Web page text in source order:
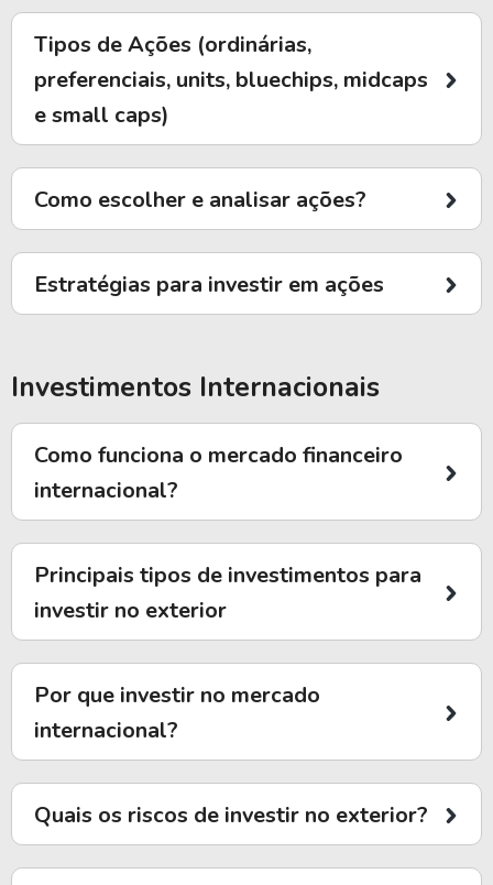
Tipos de Ações (ordinárias,
preferenciais, units, bluechips, midcaps
e small caps)
Como escolher e analisar ações?
Estratégias para investir em ações
Investimentos Internacionais
Como funciona o mercado financeiro
internacional?
Principais tipos de investimentos para
investir no exterior
Por que investir no mercado
internacional?
Quais os riscos de investir no exterior?